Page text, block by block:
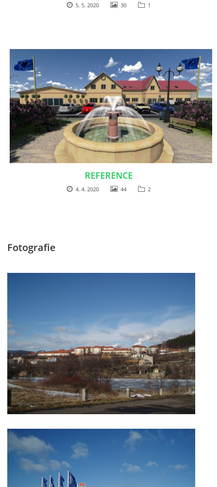
KONTAKTY
VIZUALIZACE VÝSTAVBY V RAČETICÍCH
Račetice 20, 43801 Žatec
Tel: 724784828
Email: hofmanat@gmail.com
Vlastislav Hofman jednatel firmy
Martin Hofman stavbyvedoucí
Dmitrij Borovik vedoucí projekce
5. 5. 2020 30 1
REFERENCE
4. 4. 2020 44 2
Fotografie